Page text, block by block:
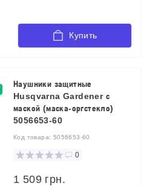
Купить
Наушники защитные
Husqvarna Gardener с
маской (маска-оргстекло)
5056653-60
Код товара: 5056653-60
0
1 509 грн.